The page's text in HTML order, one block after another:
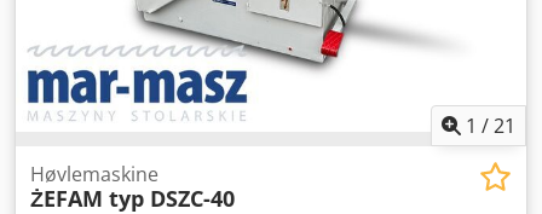
1 /21
Høvlemaskine
ŻEFAM typ DSZC-40